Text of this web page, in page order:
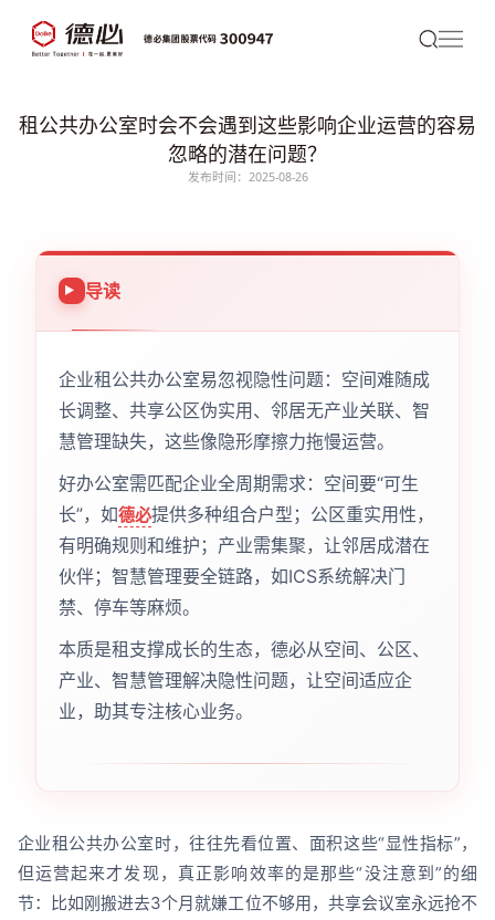
租公共办公室时会不会遇到这些影响企业运营的容易
忽略的潜在问题？
发布时间：2025-08-26
导读
企业租公共办公室易忽视隐性问题：空间难随成
长调整、共享公区伪实用、邻居无产业关联、智
慧管理缺失，这些像隐形摩擦力拖慢运营。
好办公室需匹配企业全周期需求：空间要“可生
长”，如德必提供多种组合户型；公区重实用性，
有明确规则和维护；产业需集聚，让邻居成潜在
伙伴；智慧管理要全链路，如ICS系统解决门
禁、停车等麻烦。
本质是租支撑成长的生态，德必从空间、公区、
产业、智慧管理解决隐性问题，让空间适应企
业，助其专注核心业务。
企业租公共办公室时，往往先看位置、面积这些“显性指标”，
但运营起来才发现，真正影响效率的是那些“没注意到”的细
节：比如刚搬进去3个月就嫌工位不够用，共享会议室永远抢不